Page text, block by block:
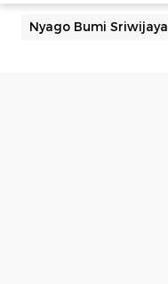
Nyago Bumi Sriwijaya